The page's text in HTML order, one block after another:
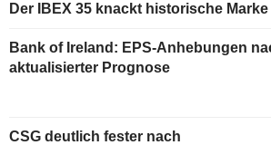
Der IBEX 35 knackt historische Marke
Bank of Ireland: EPS-Anhebungen
aktualisierter Prognose
CSG deutlich fester nach